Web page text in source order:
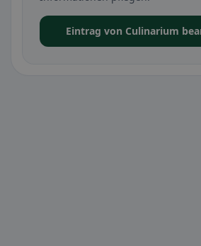
Eintrag von Culinarium